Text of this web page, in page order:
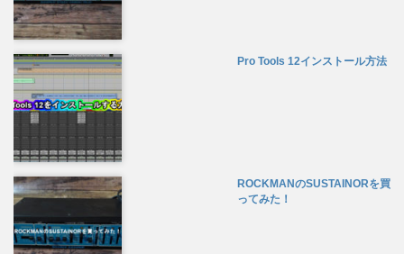
Pro Tools 12インストール方法
ROCKMANのSUSTAINORを買
ってみた！